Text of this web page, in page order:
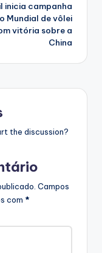
inicia campanha
Mundial de vôlei
vitória sobre a
China
the discussion?
Campos
com *